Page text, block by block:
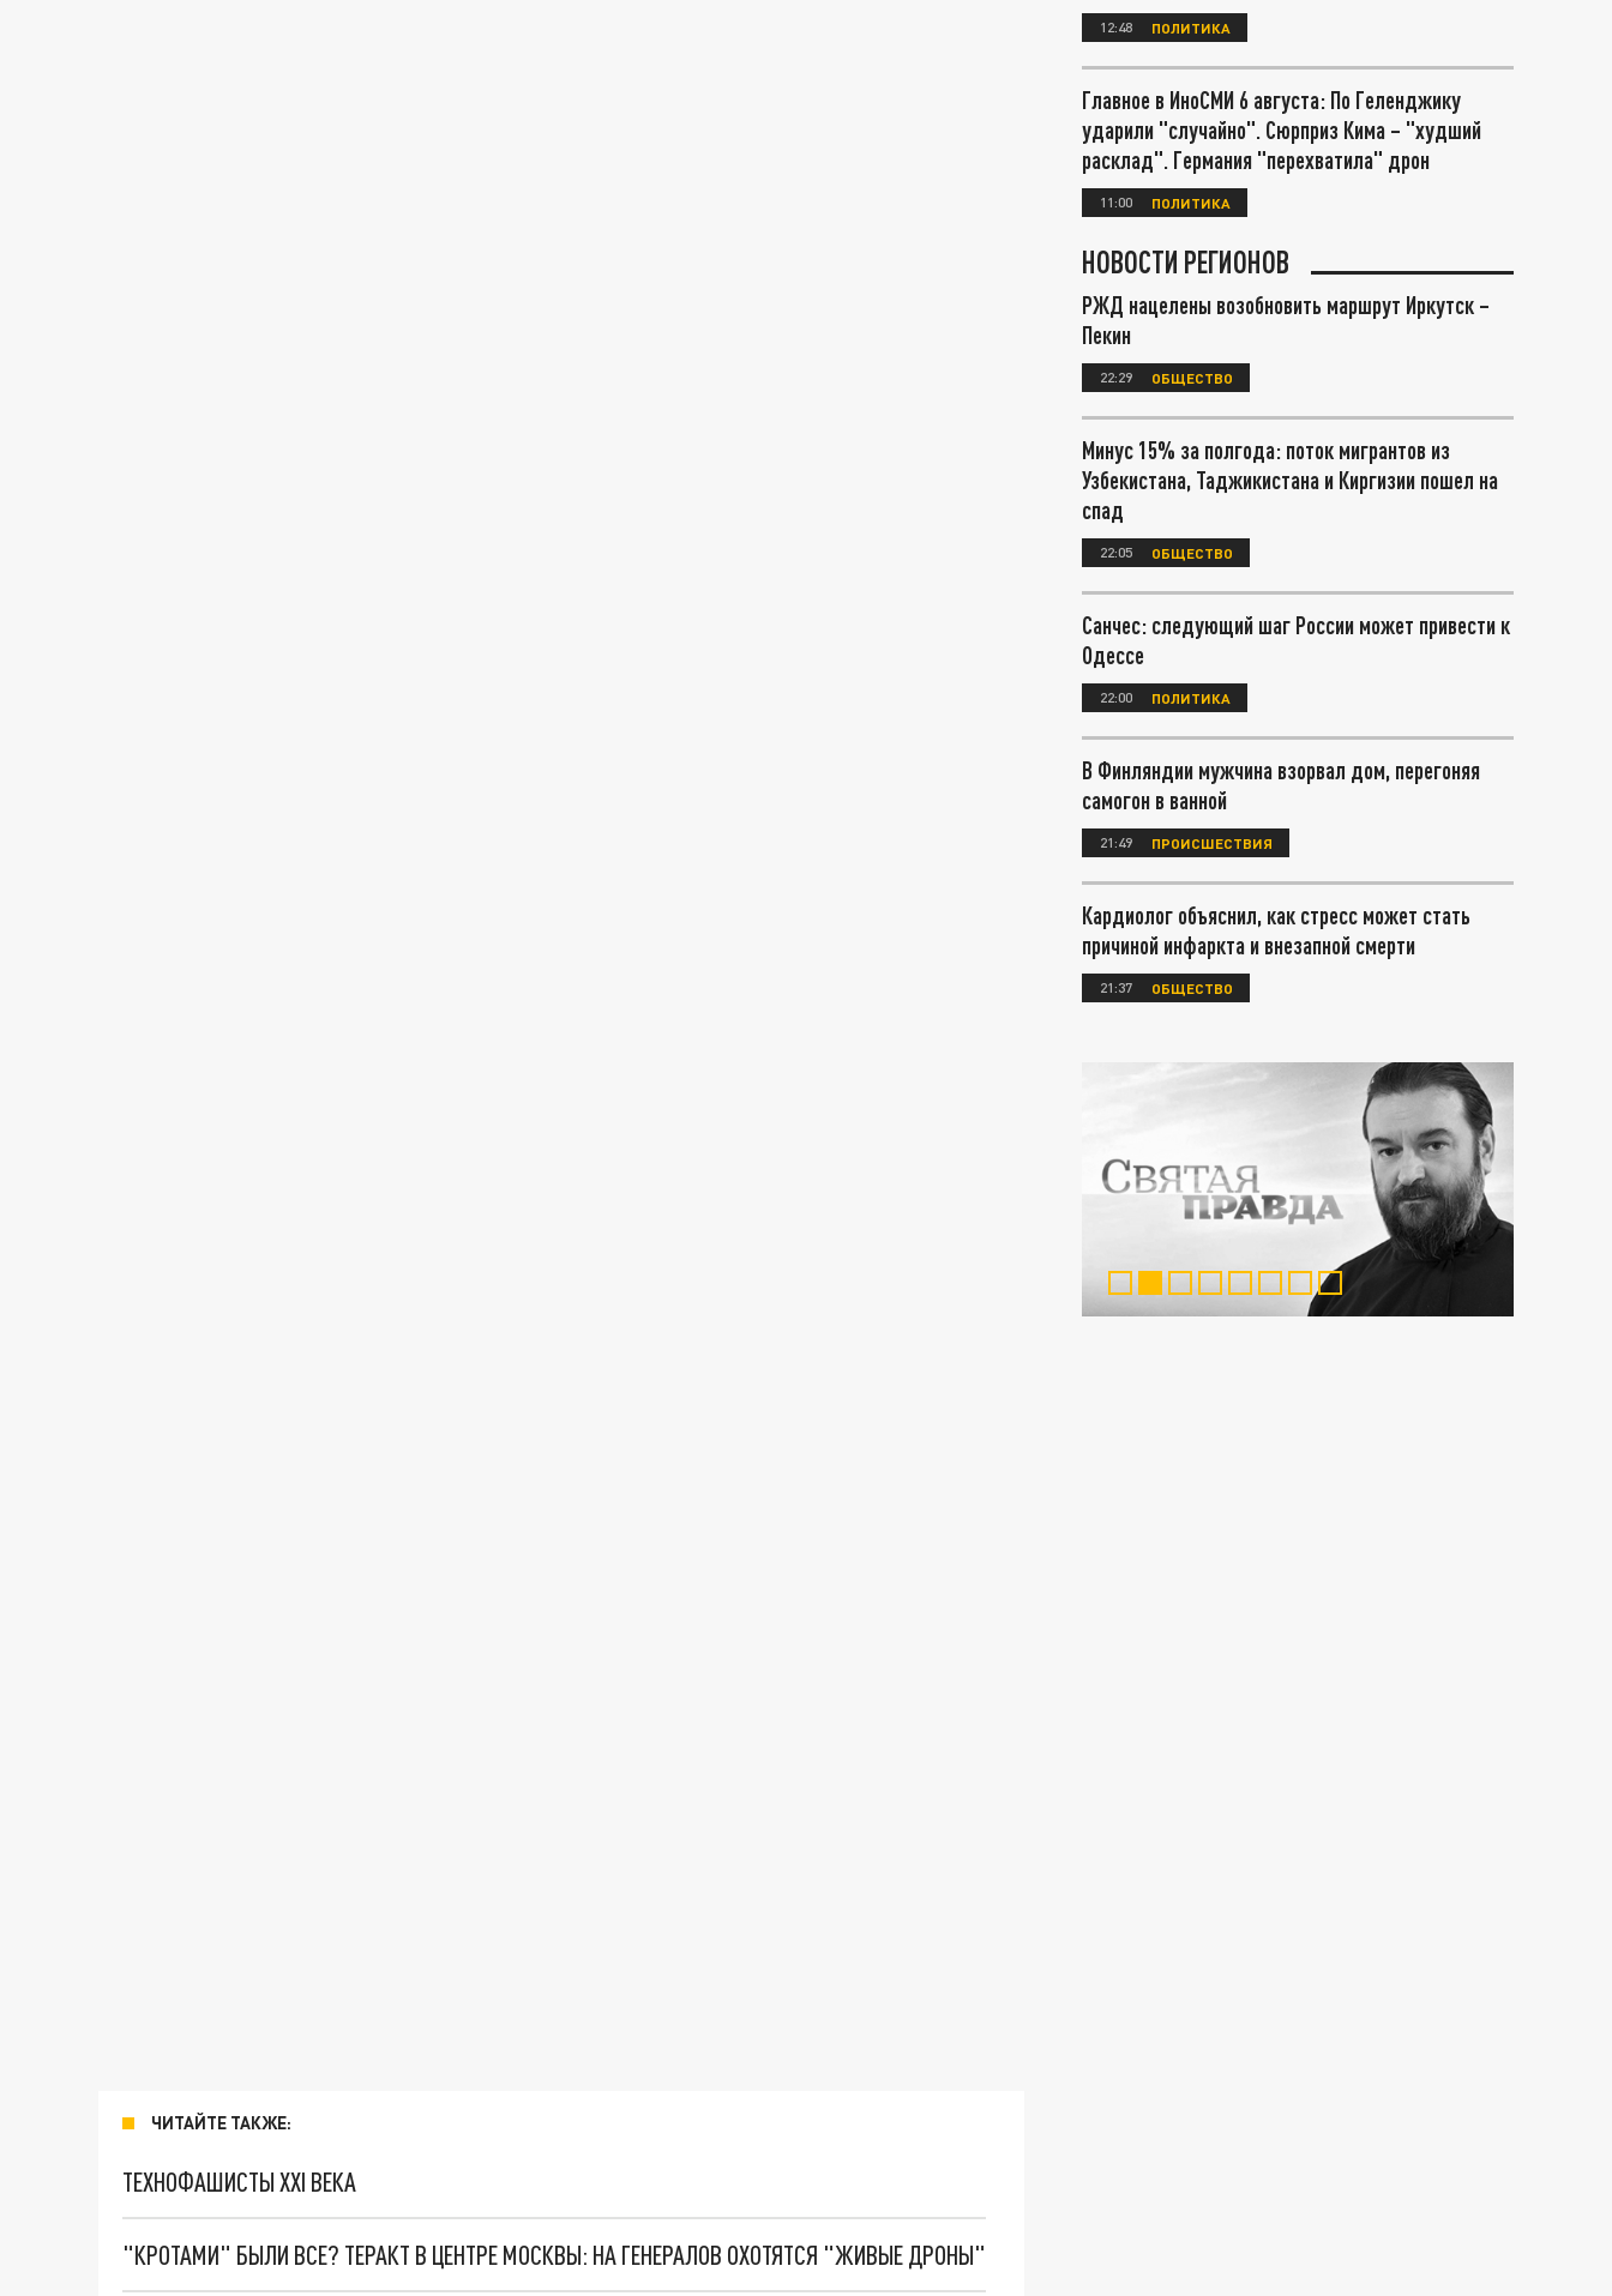
ЧИТАЙТЕ ТАКЖЕ:
ТЕХНОФАШИСТЫ XXI ВЕКА
"КРОТАМИ" БЫЛИ ВСЕ? ТЕРАКТ В ЦЕНТРЕ МОСКВЫ: НА ГЕНЕРАЛОВ ОХОТЯТСЯ "ЖИВЫЕ ДРОНЫ"
12:48 ПОЛИТИКА
Главное в ИноСМИ 6 августа: По Геленджику
ударили "случайно". Сюрприз Кима – "худший
расклад". Германия "перехватила" дрон
11:00 ПОЛИТИКА
НОВОСТИ РЕГИОНОВ
РЖД нацелены возобновить маршрут Иркутск –
Пекин
22:29 ОБЩЕСТВО
Минус 15% за полгода: поток мигрантов из
Узбекистана, Таджикистана и Киргизии пошел на
спад
22:05 ОБЩЕСТВО
Санчес: следующий шаг России может привести к
Одессе
22:00 ПОЛИТИКА
В Финляндии мужчина взорвал дом, перегоняя
самогон в ванной
21:49 ПРОИСШЕСТВИЯ
Кардиолог объяснил, как стресс может стать
причиной инфаркта и внезапной смерти
21:37 ОБЩЕСТВО